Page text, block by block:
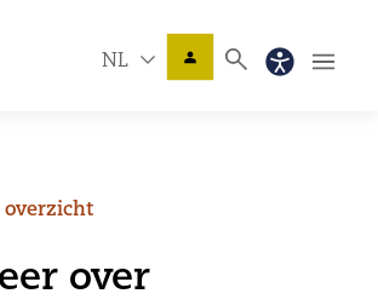
NL
overzicht
over